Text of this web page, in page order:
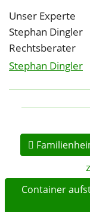
Unser Experte
Stephan Dingler
Rechtsberater
Stephan Dingler
Container